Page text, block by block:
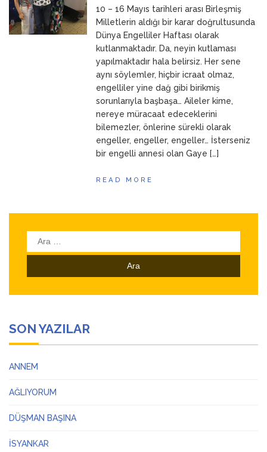
23 Mart 2026 ANNEM10 – 16 Mayıs tarihleri arası Birleşmiş
Milletlerin aldığı bir karar doğrultusunda
Dünya Engelliler Haftası olarak
kutlanmaktadır. Da, neyin kutlaması
yapılmaktadır hala belirsiz. Her sene
aynı söylemler, hiçbir icraat olmaz,
engelliler yine dağ gibi birikmiş
sorunlarıyla başbaşa… Aileler kime,
nereye müracaat edeceklerini
bilemezler, önlerine sürekli olarak
engeller, engeller, engeller… İsterseniz
bir engelli annesi olan Gaye […]
READ MORE
Arama:
SON YAZILAR
ANNEM
AĞLIYORUM
DÜŞMAN BAŞINA
İSYANKAR